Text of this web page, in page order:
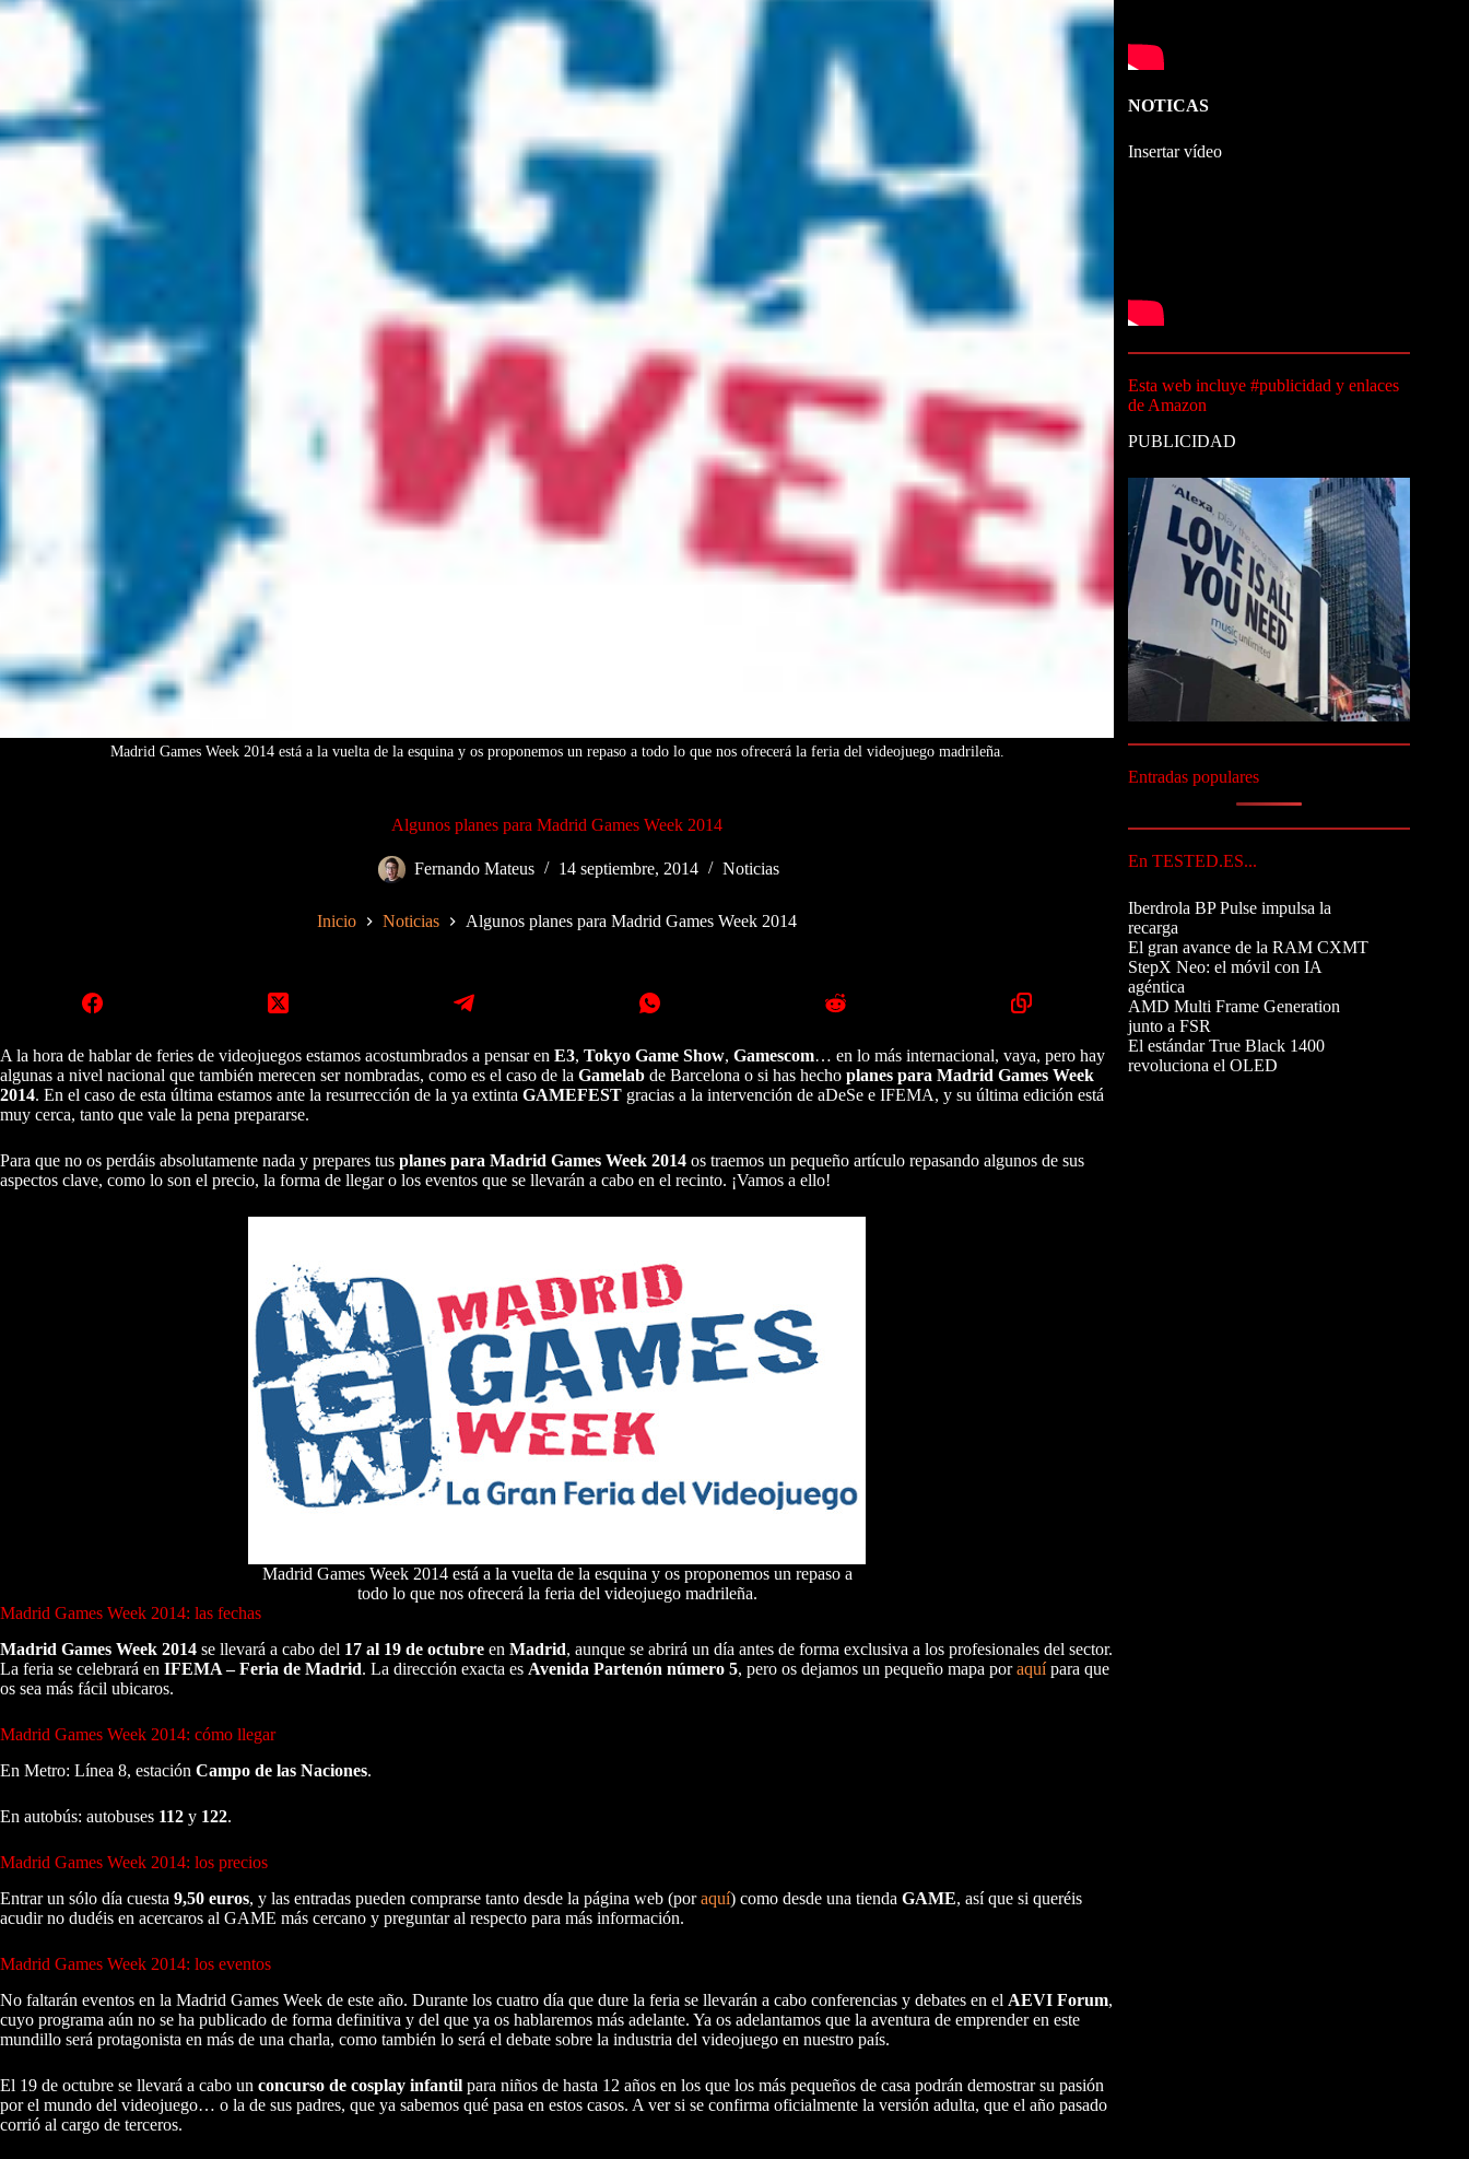
Madrid Games Week 2014 está a la vuelta de la esquina y os proponemos un repaso a todo lo que nos ofrecerá la feria del videojuego madrileña.
Algunos planes para Madrid Games Week 2014
Fernando Mateus 14 septiembre, 2014 Noticias
Inicio Noticias Algunos planes para Madrid Games Week 2014
A la hora de hablar de feries de videojuegos estamos acostumbrados a pensar en E3, Tokyo Game Show, Gamescom… en lo más internacional, vaya, pero hay
algunas a nivel nacional que también merecen ser nombradas, como es el caso de la Gamelab de Barcelona o si has hecho planes para Madrid Games Week
2014. En el caso de esta última estamos ante la resurrección de la ya extinta GAMEFEST gracias a la intervención de aDeSe e IFEMA, y su última edición está
muy cerca, tanto que vale la pena prepararse.
Para que no os perdáis absolutamente nada y prepares tus planes para Madrid Games Week 2014 os traemos un pequeño artículo repasando algunos de sus
aspectos clave, como lo son el precio, la forma de llegar o los eventos que se llevarán a cabo en el recinto. ¡Vamos a ello!
Madrid Games Week 2014 está a la vuelta de la esquina y os proponemos un repaso a
todo lo que nos ofrecerá la feria del videojuego madrileña.
Madrid Games Week 2014: las fechas
Madrid Games Week 2014 se llevará a cabo del 17 al 19 de octubre en Madrid, aunque se abrirá un día antes de forma exclusiva a los profesionales del sector.
La feria se celebrará en IFEMA – Feria de Madrid. La dirección exacta es Avenida Partenón número 5, pero os dejamos un pequeño mapa poraquípara que
os sea más fácil ubicaros.
Madrid Games Week 2014: cómo llegar
En Metro: Línea 8, estación Campo de las Naciones.
En autobús: autobuses 112 y 122.
Madrid Games Week 2014: los precios
Entrar un sólo día cuesta 9,50 euros, y las entradas pueden comprarse tanto desde la página web (poraquí) como desde una tienda GAME, así que si queréis
acudir no dudéis en acercaros al GAME más cercano y preguntar al respecto para más información.
Madrid Games Week 2014: los eventos
No faltarán eventos en la Madrid Games Week de este año. Durante los cuatro día que dure la feria se llevarán a cabo conferencias y debates en el AEVI Forum,
cuyo programa aún no se ha publicado de forma definitiva y del que ya os hablaremos más adelante. Ya os adelantamos que la aventura de emprender en este
mundillo será protagonista en más de una charla, como también lo será el debate sobre la industria del videojuego en nuestro país.
El 19 de octubre se llevará a cabo un concurso de cosplay infantil para niños de hasta 12 años en los que los más pequeños de casa podrán demostrar su pasión
por el mundo del videojuego… o la de sus padres, que ya sabemos qué pasa en estos casos. A ver si se confirma oficialmente la versión adulta, que el año pasado
corrió al cargo de terceros.
NOTICAS
Insertar vídeo
Esta web incluye #publicidad y enlaces
de Amazon
PUBLICIDAD
Entradas populares
En TESTED.ES...
Iberdrola BP Pulse impulsa la
recarga
El gran avance de la RAM CXMT
StepX Neo: el móvil con IA
agéntica
AMD Multi Frame Generation
junto a FSR
El estándar True Black 1400
revoluciona el OLED